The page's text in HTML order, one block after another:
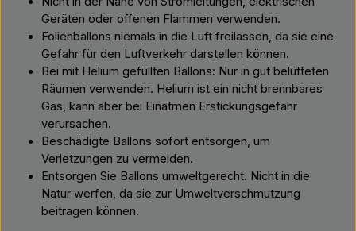
Geräten oder offenen Flammen verwenden.
Folienballons niemals in die Luft freilassen, da sie eine
Gefahr für den Luftverkehr darstellen können.
Bei mit Helium gefüllten Ballons: Nur in gut belüfteten
Räumen verwenden. Helium ist ein nicht brennbares
Gas, kann aber bei Einatmen Erstickungsgefahr
verursachen.
Beschädigte Ballons sofort entsorgen, um
Verletzungen zu vermeiden.
Entsorgen Sie Ballons umweltgerecht. Nicht in die
Natur werfen, da sie zur Umweltverschmutzung
beitragen können.